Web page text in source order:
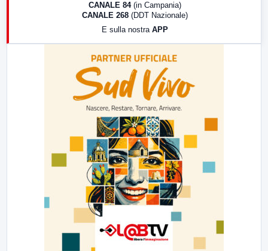
CANALE 84 (in Campania)
CANALE 268 (DDT Nazionale)
E sulla nostra APP